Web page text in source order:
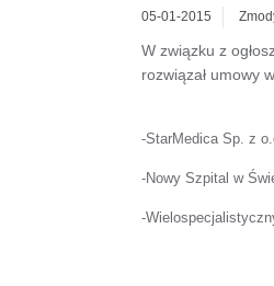
05-01-2015
W związku z
rozwiązał umowy
-StarMedica Sp. z
-Nowy Szpital w
-